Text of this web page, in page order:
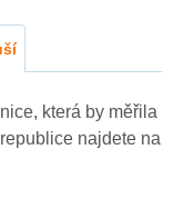
která by měřila
najdete na